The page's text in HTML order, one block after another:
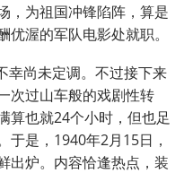
，为祖国冲锋陷阵，算是
渥的军队电影处就职。
幸尚未定调。不过接下来
次过山车般的戏剧性转
算也就24个小时，但也足
于是，1940年2月15日，
出炉。内容恰逢热点，装